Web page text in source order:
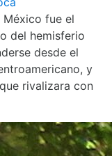
fue el
del hemisferio
desde el
y
rivalizara con